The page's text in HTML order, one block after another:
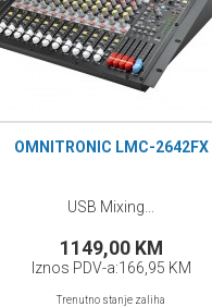
OMNITRONIC LMC-2642FX
USB Mixing...
1149,00 KM
Iznos PDV-a:166,95 KM
Trenutno stanje zaliha